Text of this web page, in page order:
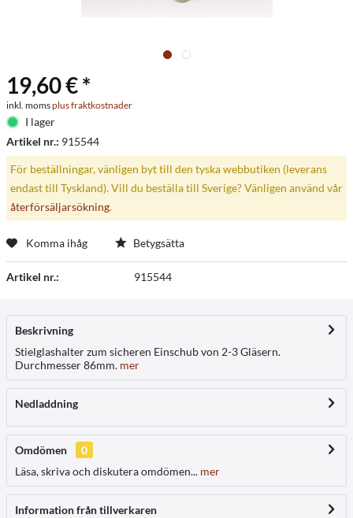
19,60 € *
inkl. momsplus fraktkostnader
I lager
Artikel nr.: 915544
För beställningar, vänligen byt till den tyska webbutiken (leverans
endast till Tyskland). Vill du beställa till Sverige? Vänligen använd vår
återförsäljarsökning.
Komma ihåg Betygsätta
Artikel nr.: 915544
Beskrivning
Stielglashalter zum sicheren Einschub von 2-3 Gläsern.
Durchmesser 86mm. mer
Nedladdning
Omdömen
0
Läsa, skriva och diskutera omdömen... mer
Information från tillverkaren